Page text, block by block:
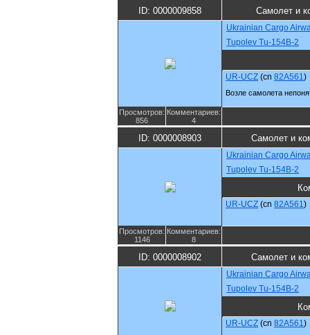
ID: 0000009858 Самолет и
Ukrainian Cargo
Tupolev Tu-154B-2
UR-UCZ (cn 82A561)
Возле самолета
Просмотров:
856
Комментариев:
4
ID: 0000008903 Самолет и
Ukrainian Cargo
Tupolev Tu-154B-2
UR-UCZ (cn 82A561)
Просмотров:
1146
Комментариев:
8
ID: 0000008902 Самолет и
Ukrainian Cargo
Tupolev Tu-154B-2
UR-UCZ (cn 82A561)